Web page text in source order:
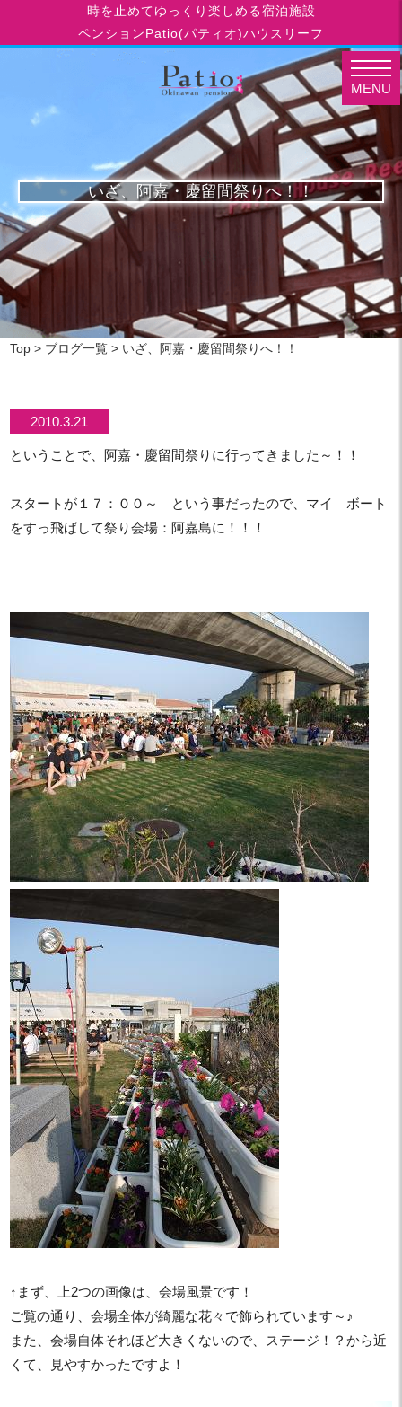
時を止めてゆっくり楽しめる宿泊施設
ペンションPatio(パティオ)ハウスリーフ
いざ、阿嘉・慶留間祭りへ！！
Top > ブログ一覧 > いざ、阿嘉・慶留間祭りへ！！
2010.3.21
ということで、阿嘉・慶留間祭りに行ってきました～！！
スタートが１７：００～ という事だったので、マイ ボート
をすっ飛ばして祭り会場：阿嘉島に！！！
↑まず、上2つの画像は、会場風景です！
ご覧の通り、会場全体が綺麗な花々で飾られています～♪
また、会場自体それほど大きくないので、ステージ！？から近
くて、見やすかったですよ！
MENU